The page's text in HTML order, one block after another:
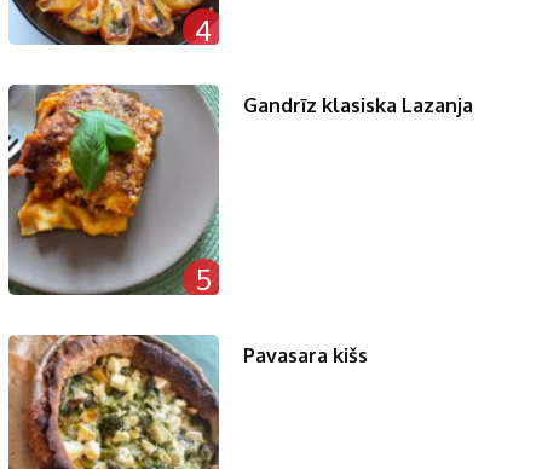
4
5
Gandrīz klasiska Lazanja
Pavasara kišs